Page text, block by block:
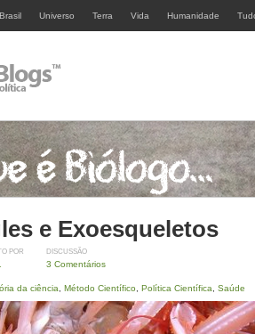
Universo Terra Vida Humanidade
e Exoesqueletos
POR DISCUSSÃO
3 Comentários
da ciência Método Científico Política Científica Saúde
de ferramentas